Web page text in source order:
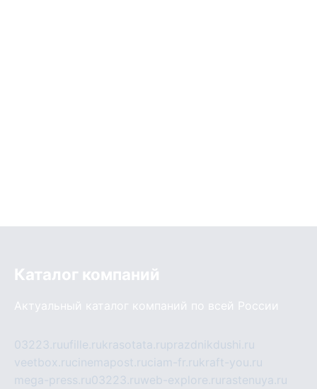
Каталог компаний
Актуальный каталог компаний по всей России
03223.ruufille.rukrasotata.ruprazdnikdushi.ru
veetbox.rucinemapost.ruciam-fr.rukraft-you.ru
mega-press.ru03223.ruweb-explore.ru rastenuya.ru